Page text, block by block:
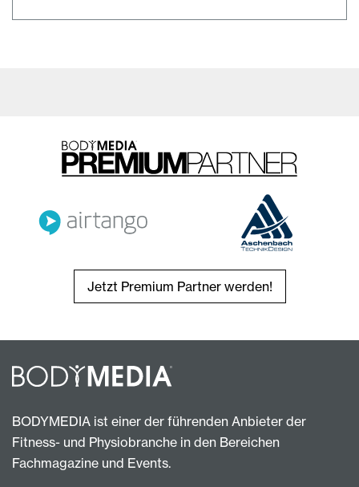
Jetzt Premium Partner werden!
BODYMEDIA ist einer der führenden Anbieter der
Fitness- und Physiobranche in den Bereichen
Fachmagazine und Events.